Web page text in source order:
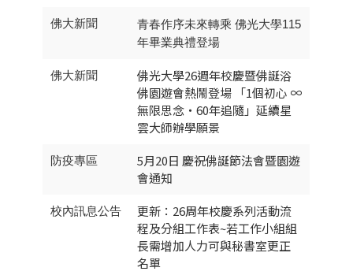
佛大新聞 青春作序未來轉乘 佛光大學115
年畢業典禮登場
佛大新聞
佛光大學26週年校慶暨佛誕浴
佛園遊會熱鬧登場 「1個初心 ∞
無限思念・60年追隨」延續星
雲大師辦學願景
防疫專區
5月20日 慶祝佛誕節法會暨園遊
會通知
校內訊息公告
更新：26周年校慶系列活動流
程及分組工作表~若工作小組組
長需增加人力可與秘書室更正
名單